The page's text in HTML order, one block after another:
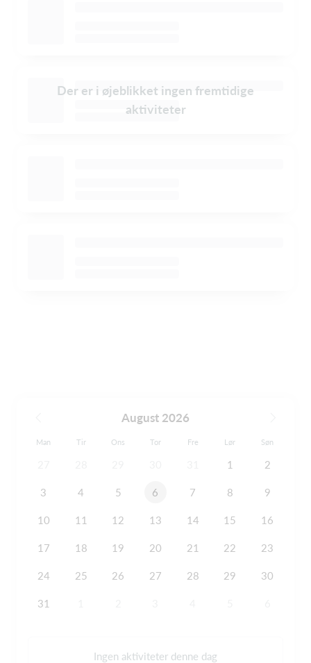
Der er i øjeblikket ingen fremtidige
aktiviteter
August 2026
Man Tir Ons Tor Fre Lør Søn
1 2
3 4 5 6 7 8 9
10 11 12 13 14 15 16
17 18 19 20 21 22 23
24 25 26 27 28 29 30
31
Ingen aktiviteter denne dag